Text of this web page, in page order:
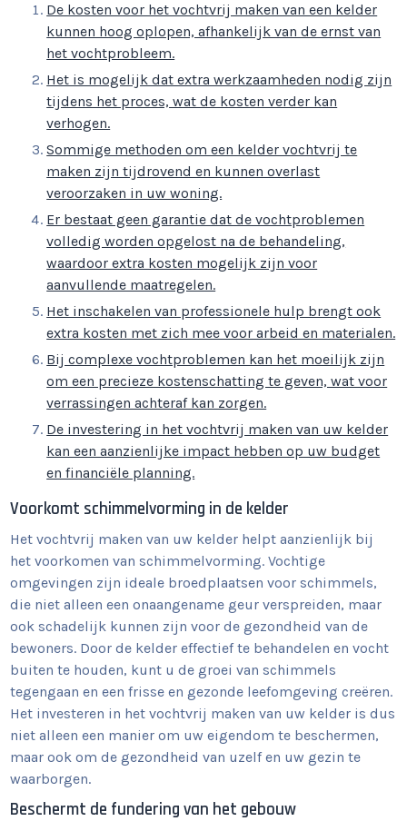
De kosten voor het vochtvrij maken van een kelder
kunnen hoog oplopen, afhankelijk van de ernst van
het vochtprobleem.
Het is mogelijk dat extra werkzaamheden nodig zijn
tijdens het proces, wat de kosten verder kan
verhogen.
Sommige methoden om een kelder vochtvrij te
maken zijn tijdrovend en kunnen overlast
veroorzaken in uw woning.
Er bestaat geen garantie dat de vochtproblemen
volledig worden opgelost na de behandeling,
waardoor extra kosten mogelijk zijn voor
aanvullende maatregelen.
Het inschakelen van professionele hulp brengt ook
extra kosten met zich mee voor arbeid en materialen.
Bij complexe vochtproblemen kan het moeilijk zijn
om een precieze kostenschatting te geven, wat voor
verrassingen achteraf kan zorgen.
De investering in het vochtvrij maken van uw kelder
kan een aanzienlijke impact hebben op uw budget
en financiële planning.
Voorkomt schimmelvorming in de kelder
Het vochtvrij maken van uw kelder helpt aanzienlijk bij
het voorkomen van schimmelvorming. Vochtige
omgevingen zijn ideale broedplaatsen voor schimmels,
die niet alleen een onaangename geur verspreiden, maar
ook schadelijk kunnen zijn voor de gezondheid van de
bewoners. Door de kelder effectief te behandelen en vocht
buiten te houden, kunt u de groei van schimmels
tegengaan en een frisse en gezonde leefomgeving creëren.
Het investeren in het vochtvrij maken van uw kelder is dus
niet alleen een manier om uw eigendom te beschermen,
maar ook om de gezondheid van uzelf en uw gezin te
waarborgen.
Beschermt de fundering van het gebouw